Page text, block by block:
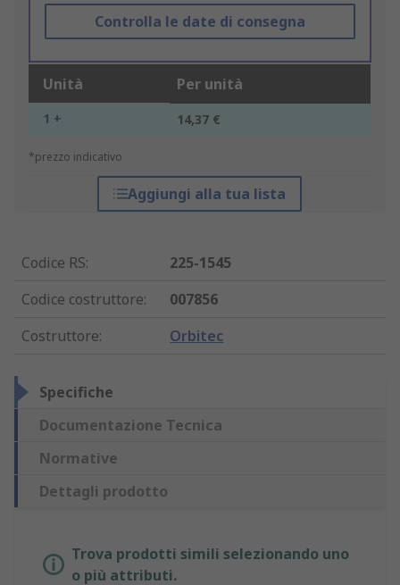
Controlla le date di consegna
Unità Per unità
1 + 14,37 €
*prezzo indicativo
Aggiungi alla tua lista
Codice RS:
225-1545
Codice costruttore:
007856
Costruttore: Orbitec
Specifiche
Documentazione Tecnica
Normative
Dettagli prodotto
Trova prodotti simili selezionando uno
o più attributi.